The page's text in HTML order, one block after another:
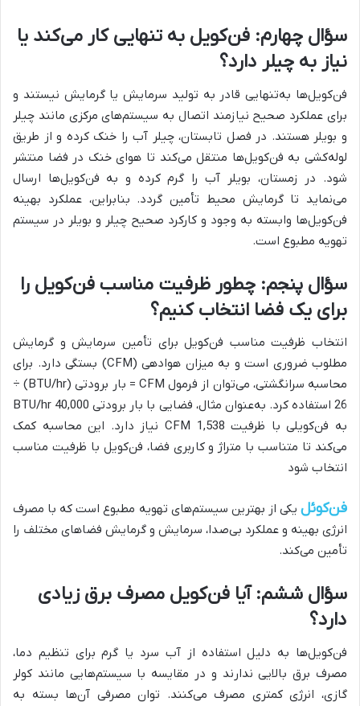
سؤال چهارم: فن‌کویل به تنهایی کار می‌کند یا
نیاز به چیلر دارد؟
فن‌کویل‌ها به‌تنهایی قادر به تولید سرمایش یا گرمایش نیستند و
برای عملکرد صحیح نیازمند اتصال به سیستم‌های مرکزی مانند چیلر
و بویلر هستند. در فصل تابستان، چیلر آب را خنک کرده و از طریق
لوله‌کشی به فن‌کویل‌ها منتقل می‌کند تا هوای خنک در فضا منتشر
شود. در زمستان، بویلر آب را گرم کرده و به فن‌کویل‌ها ارسال
می‌نماید تا گرمایش محیط تأمین گردد. بنابراین، عملکرد بهینه
فن‌کویل‌ها وابسته به وجود و کارکرد صحیح چیلر و بویلر در سیستم
تهویه مطبوع است.
سؤال پنجم: چطور ظرفیت مناسب فن‌کویل را
برای یک فضا انتخاب کنیم؟
انتخاب ظرفیت مناسب فن‌کویل برای تأمین سرمایش و گرمایش
مطلوب ضروری است و به میزان هوادهی (CFM) بستگی دارد. برای
محاسبه سرانگشتی، می‌توان از فرمول CFM = بار برودتی (BTU/hr) ÷
26 استفاده کرد. به‌عنوان مثال، فضایی با بار برودتی 40,000 BTU/hr
به فن‌کویلی با ظرفیت 1,538 CFM نیاز دارد. این محاسبه کمک
می‌کند تا متناسب با متراژ و کاربری فضا، فن‌کویل با ظرفیت مناسب
انتخاب شود
فن‌کوئل یکی از بهترین سیستم‌های تهویه مطبوع است که با مصرف
انرژی بهینه و عملکرد بی‌صدا، سرمایش و گرمایش فضاهای مختلف را
تأمین می‌کند.
سؤال ششم: آیا فن‌کویل مصرف برق زیادی
دارد؟
فن‌کویل‌ها به دلیل استفاده از آب سرد یا گرم برای تنظیم دما،
مصرف برق بالایی ندارند و در مقایسه با سیستم‌هایی مانند کولر
گازی، انرژی کمتری مصرف می‌کنند. توان مصرفی آن‌ها بسته به